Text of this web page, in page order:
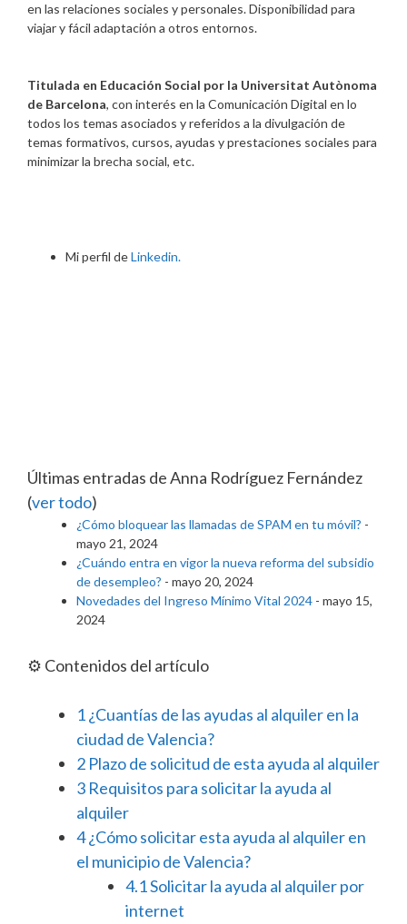
en las relaciones sociales y personales. Disponibilidad para
viajar y fácil adaptación a otros entornos.
Titulada en Educación Social por la Universitat Autònoma
de Barcelona, con interés en la Comunicación Digital en lo
todos los temas asociados y referidos a la divulgación de
temas formativos, cursos, ayudas y prestaciones sociales para
minimizar la brecha social, etc.
Mi perfil deLinkedin.
Últimas entradas de Anna Rodríguez Fernández
(ver todo)
¿Cómo bloquear las llamadas de SPAM en tu móvil? -
mayo 21, 2024
¿Cuándo entra en vigor la nueva reforma del subsidio
de desempleo? - mayo 20, 2024
Novedades del Ingreso Mínimo Vital 2024 - mayo 15,
2024
⚙️ Contenidos del artículo
1¿Cuantías de las ayudas al alquiler en la
ciudad de Valencia?
2 Plazo de solicitud de esta ayuda al alquiler
3 Requisitos para solicitar la ayuda al
alquiler
4¿Cómo solicitar esta ayuda al alquiler en
el municipio de Valencia?
4.1Solicitar la ayuda al alquiler por
internet